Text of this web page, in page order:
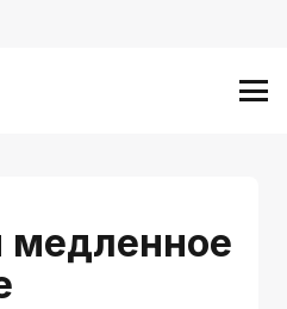
медленное